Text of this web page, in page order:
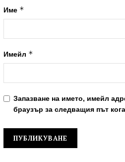
Име *
Имейл *
Запазване на името, имейл
браузър за следващия път